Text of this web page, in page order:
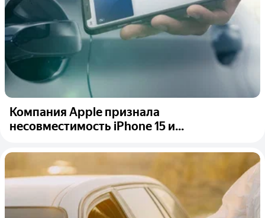
Компания Apple признала
несовместимость iPhone 15 и...